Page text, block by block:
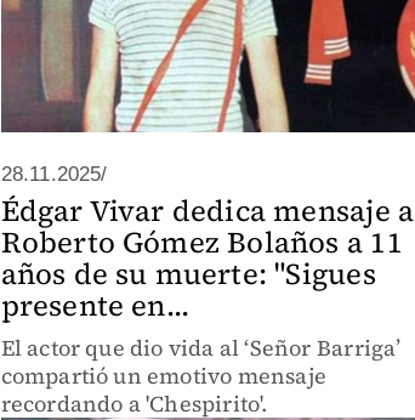
28.11.2025/
Édgar Vivar dedica mensaje a
Roberto Gómez Bolaños a 11
años de su muerte: "Sigues
presente en...
El actor que dio vida al ‘Señor Barriga’
compartió un emotivo mensaje
recordando a 'Chespirito'.